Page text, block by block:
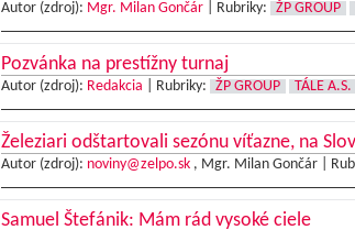
Autor (zdroj): Mgr. Milan Gončár| Rubriky: ŽP GROUP
Pozvánka na prestížny turnaj
Autor (zdroj): Redakcia Rubriky: ŽP GROUP TÁLE A.S.
Železiari odštartovali sezónu víťazne, na
Autor (zdroj): noviny@zelpo.sk, Mgr. Milan Gončár |
Samuel Štefánik: Mám rád vysoké ciele